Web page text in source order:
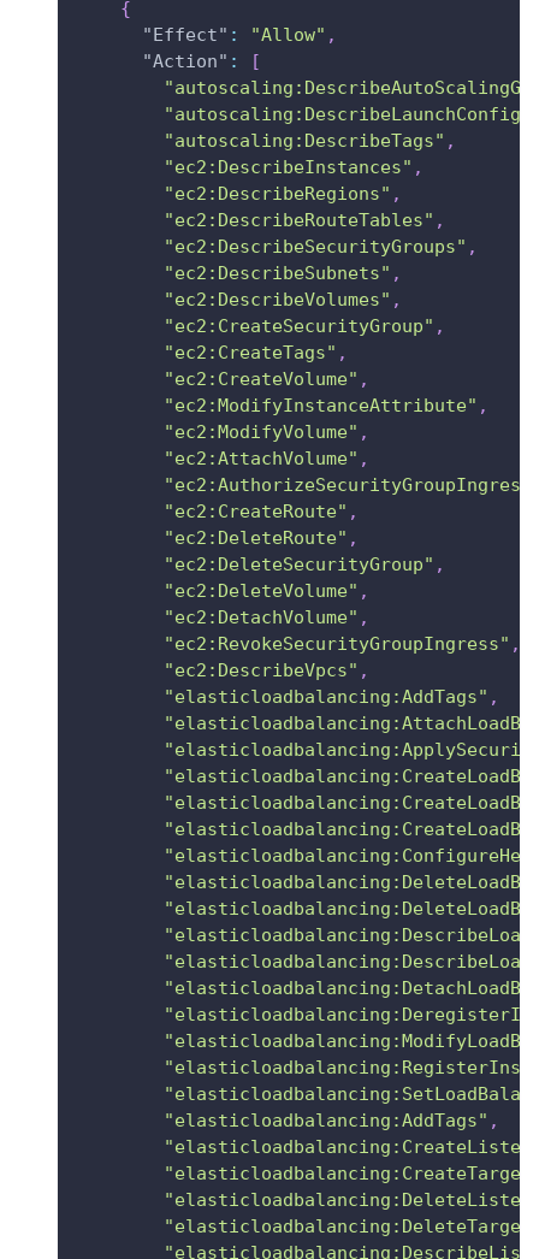
{
"Effect" : "Allow" ,
"Action" :
[
"autoscaling:DescribeTags" ,
"ec2:DescribeInstances" ,
"ec2:DescribeRegions" ,
"ec2:DescribeRouteTables" ,
"ec2:DescribeSecurityGroups" ,
"ec2:DescribeSubnets" ,
"ec2:DescribeVolumes" ,
"ec2:CreateSecurityGroup" ,
"ec2:CreateTags" ,
"ec2:CreateVolume" ,
"ec2:ModifyInstanceAttribute" ,
"ec2:ModifyVolume" ,
"ec2:AttachVolume" ,
"ec2:CreateRoute" ,
"ec2:DeleteRoute" ,
"ec2:DeleteSecurityGroup" ,
"ec2:DeleteVolume" ,
"ec2:DetachVolume" ,
"ec2:RevokeSecurityGroupIngress" ,
"ec2:DescribeVpcs" ,
"elasticloadbalancing:AddTags" ,
"elasticloadbalancing:AddTags" ,